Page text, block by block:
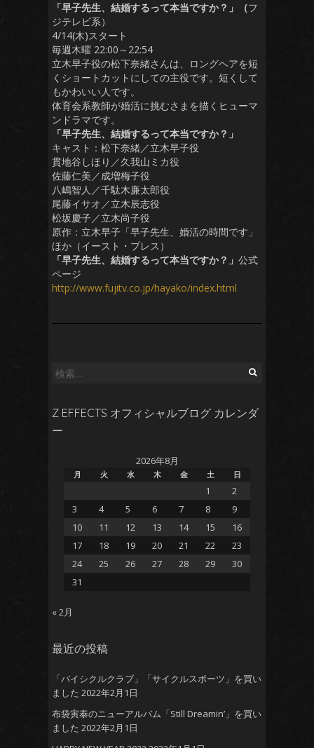
「早子先生、結婚するって本当ですか？」（フ
ジテレビ系）
4/14(木)スタート
毎週木曜 22:00～22:54
立木早子役の松下奈緒さんは、ロングヘアを短
くショートカットにしての主役です。短くして
もかわいい人です。
体育会系教師が婚活に挑むさまを描くヒューマ
ンドラマです。
「早子先生、結婚するって本当ですか？」
キャスト：松下奈緒／立木早子役
貫地谷しほり／久我山ミカ役
佐藤仁美／成増梅子役
八嶋智人／千駄木廉太郎役
尾藤イサオ／立木辰志役
松坂慶子／立木尚子役
原作：立木早子「早子先生、婚活の時間です」
ほか（イースト・プレス）
「早子先生、結婚するって本当ですか？」 公式
ページ
http://www.fujitv.co.jp/hayako/index.html
検
Z EFFECTS オフィシャルブログ カレンダ
ー
2026年8月
月 火 水 木 金 土 日
1
2
3
4 5 6 7 8
9
10
11 12 13 14 15
16
17
18 19 20 21 22
23
24
25 26 27 28 29
30
31
« 2月
最近の投稿
「バイシクルクラブ」「サイクルスポーツ」を買い
ました 2022年2月1日
布袋寅泰のニューアルバム「Still Dreamin’」を買い
ました 2022年2月1日